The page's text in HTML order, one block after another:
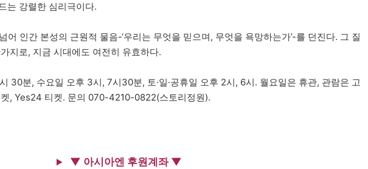
는 강렬한 심리극이다.
어 인간 본성의 근원적 물음-‘우리는 무엇을 믿으며, 무엇을 욕망하는가’-를 던진다. 그 질
지로, 지금 시대에도 여전히 유효하다.
30분, 수요일 오후 3시, 7시30분, 토·일·공휴일 오후 2시, 6시. 월요일은 휴관, 관람은 고
, Yes24 티켓. 문의 070-4210-0822(스토리정원).
▼ 아시아엔 후원계좌 ▼